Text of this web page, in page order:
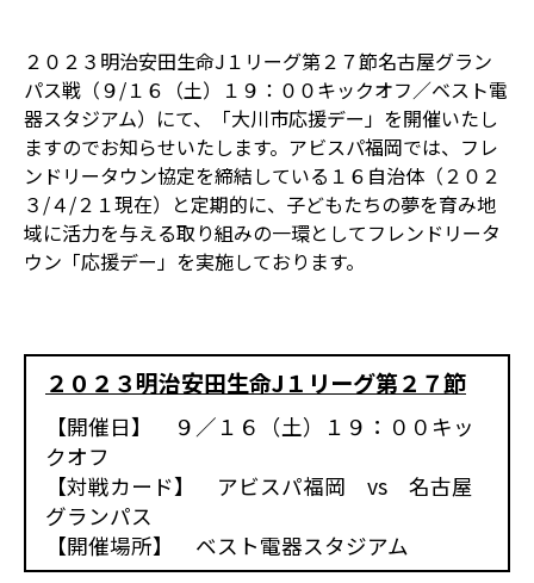
２０２３明治安田生命J１リーグ第２７節名古屋グラン
パス戦（９/１６（土）１９：００キックオフ／ベスト電
器スタジアム）にて、「大川市応援デー」を開催いたし
ますのでお知らせいたします。アビスパ福岡では、フレ
ンドリータウン協定を締結している１６自治体（２０２
３/４/２１現在）と定期的に、子どもたちの夢を育み地
域に活力を与える取り組みの一環としてフレンドリータ
ウン「応援デー」を実施しております。
２０２３明治安田生命J１リーグ第２７節
【開催日】 ９／１６（土）１９：００キッ
クオフ
【対戦カード】 アビスパ福岡 vs 名古屋
グランパス
【開催場所】 ベスト電器スタジアム